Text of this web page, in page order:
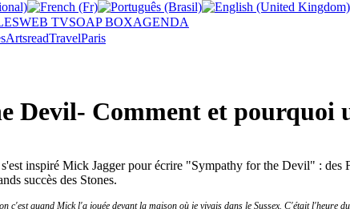
WEB TVSOAP BOXAGENDA
ArtsreadTravelParis
Devil- Comment et pourquoi
inspiré Mick Jagger pour écrire "Sympathy for the Devil" :
succès des Stones.
c'est quand Mick l'a jouée devant la maison où je vivais dans le Sussex. C'était l'heure